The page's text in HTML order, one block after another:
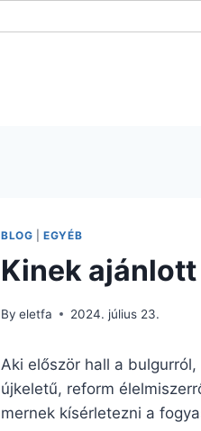
BLOG |EGYÉB
Kinek
By eletfa 2024. július 23.
Aki először hall a
újkeletű, reform
mernek kísérletezni a